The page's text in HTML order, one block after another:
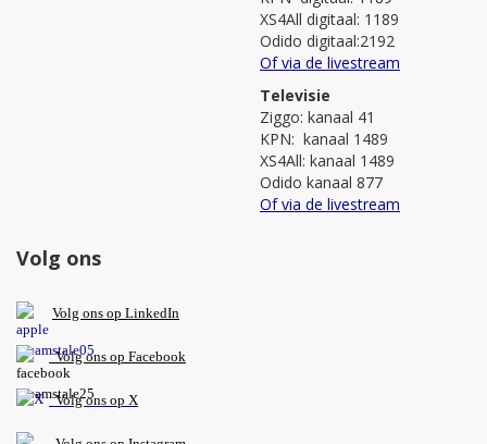
XS4All digitaal: 1189
Odido digitaal:2192
Of via de livestream
Televisie
Ziggo: kanaal 41
KPN: kanaal 1489
XS4All: kanaal 1489
Odido kanaal 877
Of via de livestream
Volg ons
Volg ons op LinkedIn
Volg ons op Facebook
Volg ons op X